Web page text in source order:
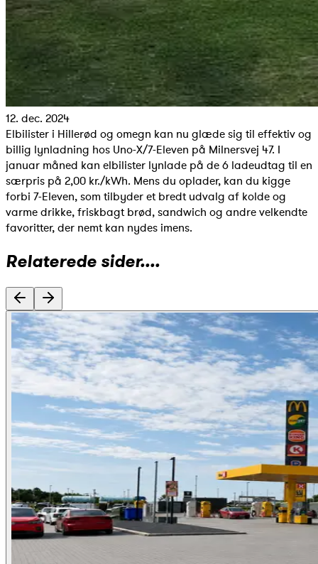
12. dec. 2024
Elbilister i Hillerød og omegn kan nu glæde sig til effektiv og
billig lynladning hos Uno-X/7-Eleven på Milnersvej 47. I
januar måned kan elbilister lynlade på de 6 ladeudtag til en
særpris på 2,00 kr./kWh. Mens du oplader, kan du kigge
forbi 7-Eleven, som tilbyder et bredt udvalg af kolde og
varme drikke, friskbagt brød, sandwich og andre velkendte
favoritter, der nemt kan nydes imens.
Relaterede sider....